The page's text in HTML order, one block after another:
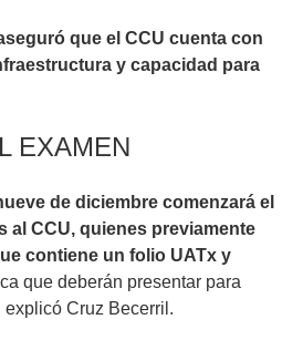
que el CCU cuenta con
y capacidad para
EXAMEN
de diciembre comenzará el
al CCU, quienes previamente
contiene un folio UATx y
que deberán presentar para
explicó Cruz Becerril.